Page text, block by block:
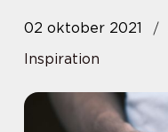
02 oktober 2021
Inspiration